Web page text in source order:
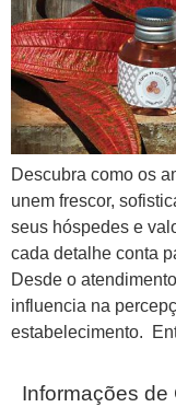
Descubra como os
unem frescor,
seus hóspedes e
cada detalhe conta
Desde o
influencia na
estabelecimento.
Informações de